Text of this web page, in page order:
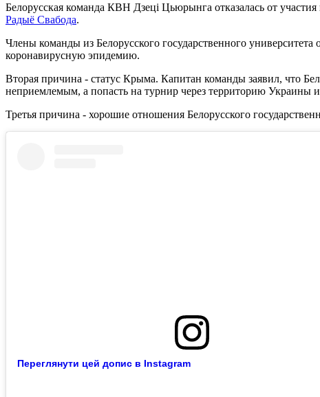
Белорусская команда КВН Дзеці Цьюрынга отказалась от
Радыё Свабода.
Члены команды из Белорусского государственного
коронавирусную эпидемию.
Вторая причина - статус Крыма. Капитан команды заявил, что
неприемлемым, а попасть на турнир через территорию Украины
Третья причина - хорошие отношения Белорусского
Переглянути цей допис в Instagram